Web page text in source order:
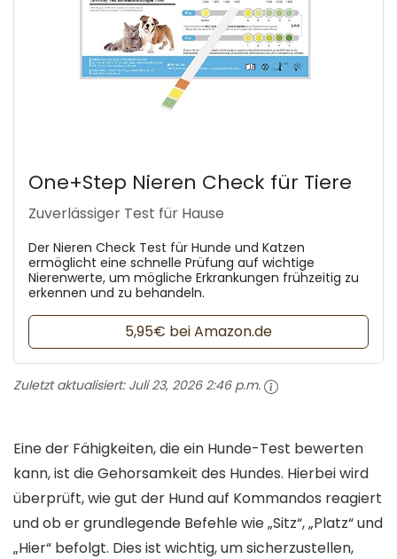
One+Step Nieren Check für Tiere
Zuverlässiger Test für Hause
Der Nieren Check Test für Hunde und Katzen
ermöglicht eine schnelle Prüfung auf wichtige
Nierenwerte, um mögliche Erkrankungen frühzeitig zu
erkennen und zu behandeln.
5,95€ bei Amazon.de
Zuletzt aktualisiert: Juli 23, 2026 2:46 p.m.
Eine der Fähigkeiten, die ein Hunde-Test bewerten
kann, ist die Gehorsamkeit des Hundes. Hierbei wird
überprüft, wie gut der Hund auf Kommandos reagiert
und ob er grundlegende Befehle wie „Sitz“, „Platz“ und
„Hier“ befolgt. Dies ist wichtig, um sicherzustellen,